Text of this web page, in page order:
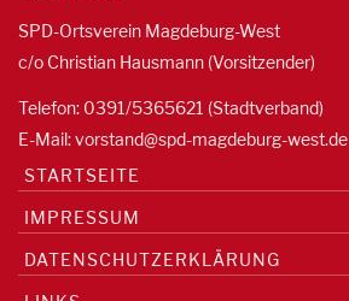
SPD-Ortsverein Magdeburg-West
c/o Christian Hausmann (Vorsitzender)
Telefon: 0391/5365621 (Stadtverband)
E-Mail:vorstand@spd-magdeburg-west.de
STARTSEITE
IMPRESSUM
DATENSCHUTZERKLÄRUNG